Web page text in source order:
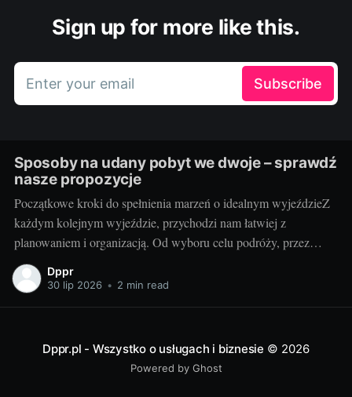
Sign up for more like this.
Enter your email Subscribe
Sposoby na udany pobyt we dwoje – sprawdź
nasze propozycje
Początkowe kroki do spełnienia marzeń o idealnym wyjeździeZ
każdym kolejnym wyjeździe, przychodzi nam łatwiej z
planowaniem i organizacją. Od wyboru celu podróży, przez
znalezienie odpowiedniego transportu, po rezerwację noclegu.
Ale czy kiedykolwiek zastanawialiście się, jak zaplanować
Dppr
30 lip 2026 • 2 min read
Dppr.pl - Wszystko o usługach i biznesie © 2026
Powered by Ghost